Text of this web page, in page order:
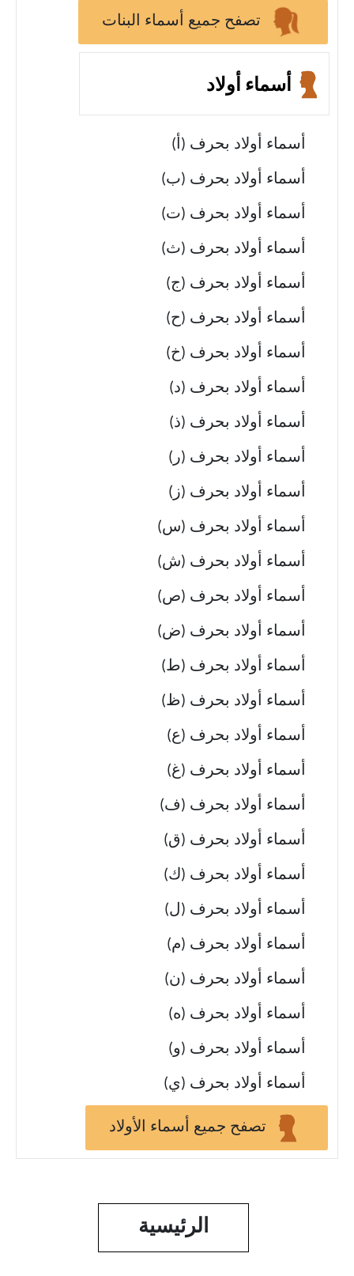
تصفح جميع أسماء البنات
أسماء أولاد
أسماء أولاد بحرف (أ)
أسماء أولاد بحرف (ب)
أسماء أولاد بحرف (ت)
أسماء أولاد بحرف (ث)
أسماء أولاد بحرف (ج)
أسماء أولاد بحرف (ح)
أسماء أولاد بحرف (خ)
أسماء أولاد بحرف (د)
أسماء أولاد بحرف (ذ)
أسماء أولاد بحرف (ر)
أسماء أولاد بحرف (ز)
أسماء أولاد بحرف (س)
أسماء أولاد بحرف (ش)
أسماء أولاد بحرف (ص)
أسماء أولاد بحرف (ض)
أسماء أولاد بحرف (ط)
أسماء أولاد بحرف (ظ)
أسماء أولاد بحرف (ع)
أسماء أولاد بحرف (غ)
أسماء أولاد بحرف (ف)
أسماء أولاد بحرف (ق)
أسماء أولاد بحرف (ك)
أسماء أولاد بحرف (ل)
أسماء أولاد بحرف (م)
أسماء أولاد بحرف (ن)
أسماء أولاد بحرف (ه)
أسماء أولاد بحرف (و)
أسماء أولاد بحرف (ي)
تصفح جميع أسماء الأولاد
الرئيسية